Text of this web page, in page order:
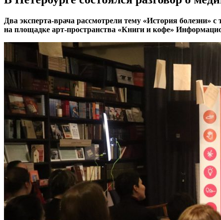
Два эксперта-врача рассмотрели тему «История болезни»
на площадке арт-пространства «Книги и кофе»